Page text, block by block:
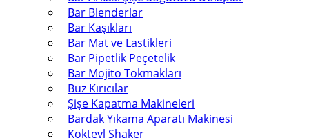
Bar Blenderlar
Bar Kaşıkları
Bar Mat ve Lastikleri
Bar Pipetlik Peçetelik
Bar Mojito Tokmakları
Buz Kırıcılar
Şişe Kapatma Makineleri
Bardak Yıkama Aparatı Makinesi
Kokteyl Shaker